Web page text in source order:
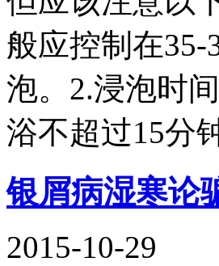
般应控制在
泡。2.浸泡时
浴不超过15分
银屑病湿寒论
2015-10-29